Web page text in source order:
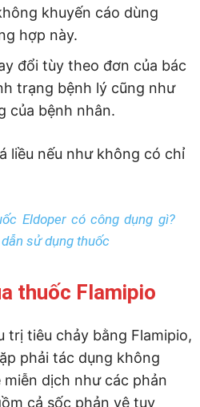
khuyến cáo dùng
hợp này.
đổi tùy theo đơn của bác
trạng bệnh lý cũng như
của bệnh nhân.
liều nếu như không có chỉ
Eldoper có công dụng gì?
sử dụng thuốc
thuốc Flamipio
trị tiêu chảy bằng Flamipio,
phải tác dụng không
dịch như các phản
cả sốc phản vệ tuy